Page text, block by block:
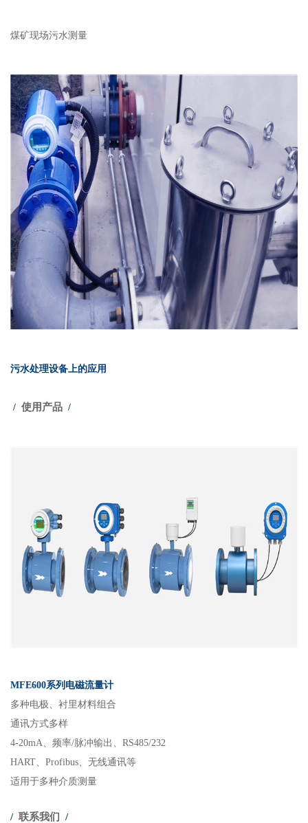
煤矿现场污水测量
污水处理设备上的应用
/ 使用产品 /
MFE600系列电磁流量计
多种电极、衬里材料组合
通讯方式多样
4-20mA、频率/脉冲输出、RS485/232
HART、Profibus、无线通讯等
适用于多种介质测量
/联系我们 /